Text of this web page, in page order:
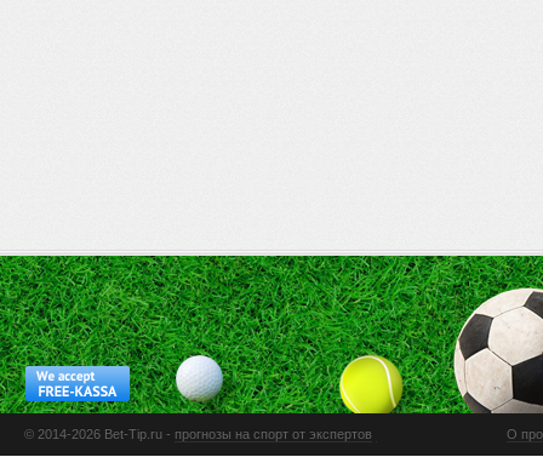
© 2014-2026 Bet-Tip.ru - прогнозы на спорт от экспертов О